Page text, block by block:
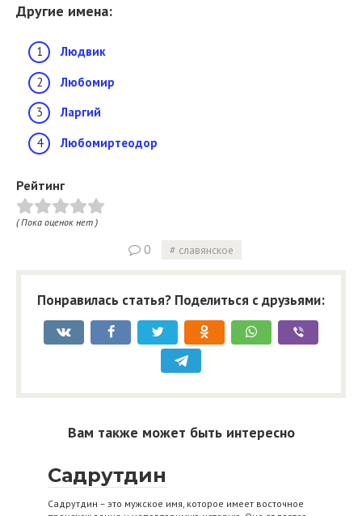
Другие имена:
Людвик
Любомир
Ларгий
Любомиртеодор
Рейтинг
( Пока оценок нет )
0 славянское
Понравилась статья? Поделиться с друзьями:
Вам также может быть интересно
Садрутдин
Садрутдин – это мужское имя, которое имеет восточное